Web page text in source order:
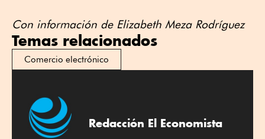
Con información de Elizabeth Meza Rodríguez
Temas relacionados
Comercio electrónico
Redacción El Economista